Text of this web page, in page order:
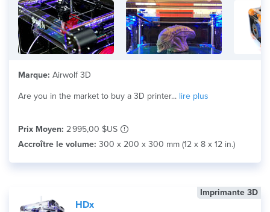
Marque: Airwolf 3D
Are you in the market to buy a 3D printer... lire plus
Prix Moyen: 2 995,00 $US
Accroître le volume: 300 x 200 x 300 mm (12 x 8 x 12 in.)
Imprimante 3D
HDx